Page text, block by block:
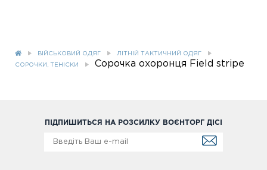
ВІЙСЬКОВИЙ ОДЯГ ЛІТНІЙ ТАКТИЧНИЙ ОДЯГ
СОРОЧКИ, ТЕНІСКИ Сорочка охоронця Field stripe
ПІДПИШИТЬСЯ НА РОЗСИЛКУ ВОЄНТОРГ ДІСІ